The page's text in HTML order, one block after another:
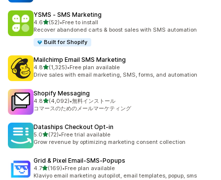
YSMS ‑ SMS Marketing
4.65つ星中
(52)
合計レビュー数：52件
•Free to install
Recover abandoned carts & boost sales with SMS automation
Built for Shopify
Mailchimp Email SMS Marketing
4.85つ星中
(1,325)
合計レビュー数：1325件
•Free plan available
Drive sales with email marketing, SMS, forms, and automation
Shopify Messaging
4.85つ星中
(4,092)
合計レビュー数：4092件
•無料インストール
コマースのためのメールマーケティング
Dataships Checkout Opt‑in
5.05つ星中
(72)
合計レビュー数：72件
•Free trial available
Grow revenue by optimizing marketing consent collection
Grid & Pixel Email‑SMS‑Popups
4.75つ星中
(169)
合計レビュー数：169件
•Free plan available
Klaviyo email marketing autopilot, email templates, popup, sms